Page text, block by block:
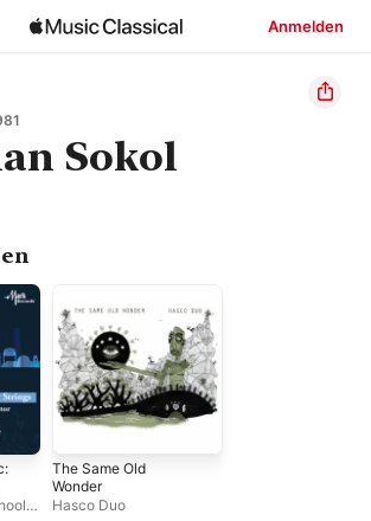
Anmelden
Sokol
The Same Old
Wonder
Hasco Duo